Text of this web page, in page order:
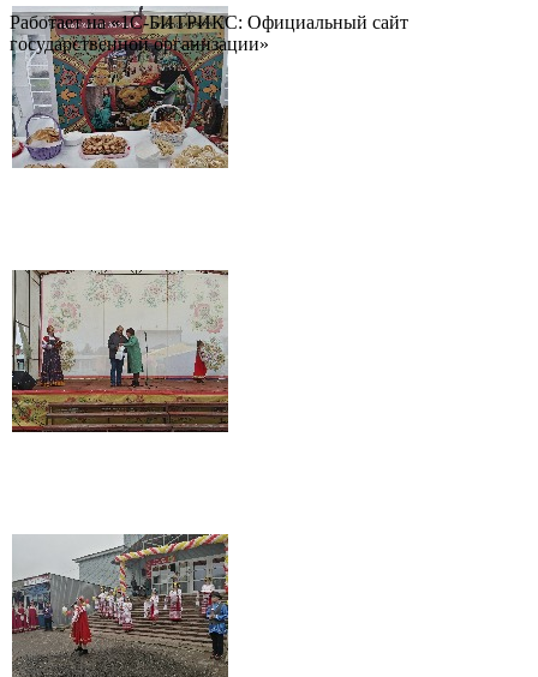
Работает на «1С-БИТРИКС: Официальный сайт
государственной организации»